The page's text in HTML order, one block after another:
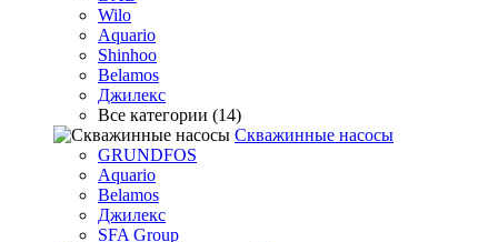
Wilo
Aquario
Shinhoo
Belamos
Джилекс
Все категории (14)
Скважинные насосы
GRUNDFOS
Aquario
Belamos
Джилекс
SFA Group